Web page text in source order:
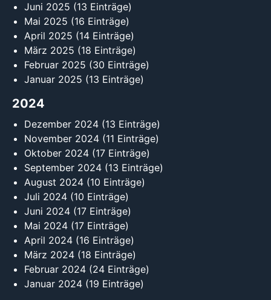
Juni 2025 (13 Einträge)
Mai 2025 (16 Einträge)
April 2025 (14 Einträge)
März 2025 (18 Einträge)
Februar 2025 (30 Einträge)
Januar 2025 (13 Einträge)
2024
Dezember 2024 (13 Einträge)
November 2024 (11 Einträge)
Oktober 2024 (17 Einträge)
September 2024 (13 Einträge)
August 2024 (10 Einträge)
Juli 2024 (10 Einträge)
Juni 2024 (17 Einträge)
Mai 2024 (17 Einträge)
April 2024 (16 Einträge)
März 2024 (18 Einträge)
Februar 2024 (24 Einträge)
Januar 2024 (19 Einträge)